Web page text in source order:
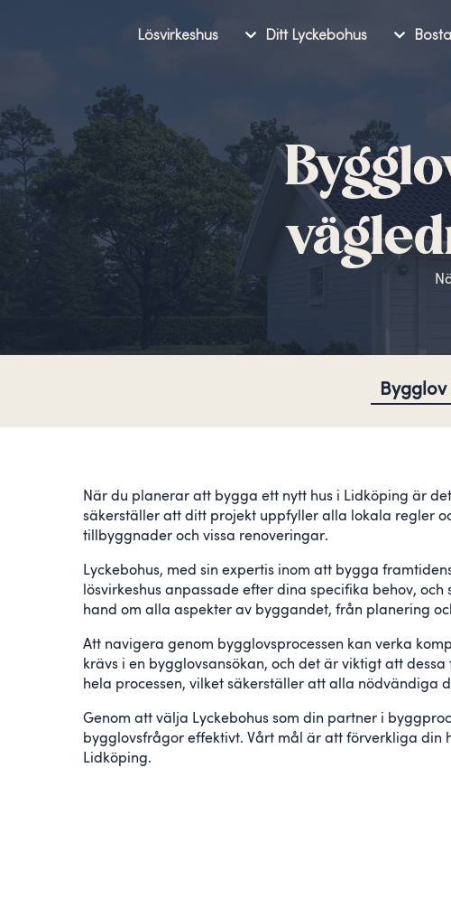
Lösvirkeshus Ditt Lyckebohus
När du planerar att bygga ett nytt hus i Lidköping är
säkerställer att ditt projekt uppfyller alla lokala regler
tillbyggnader och vissa renoveringar.
Lyckebohus, med sin expertis inom att bygga
lösvirkeshus anpassade efter dina specifika behov,
hand om alla aspekter av byggandet, från planering
Att navigera genom bygglovsprocessen kan verka
krävs i en bygglovsansökan, och det är viktigt att
hela processen, vilket säkerställer att alla nödvändiga
Genom att välja Lyckebohus som din partner i
bygglovsfrågor effektivt. Vårt mål är att förverkliga din
Lidköping.